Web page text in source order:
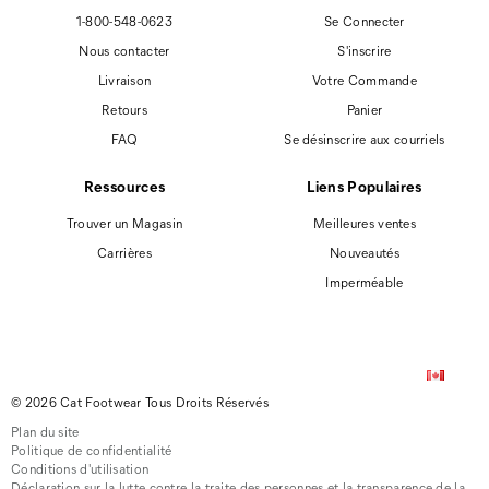
1-800-548-0623
Nous contacter
Livraison
Retours
FAQ
Se Connecter
S'inscrire
Votre Commande
Panier
Se désinscrire aux courriels
Ressources
Trouver un Magasin
Carrières
Liens Populaires
Meilleures ventes
Nouveautés
Imperméable
© 2026 Cat Footwear Tous Droits Réservés
Plan du site
Politique de confidentialité
Conditions d'utilisation